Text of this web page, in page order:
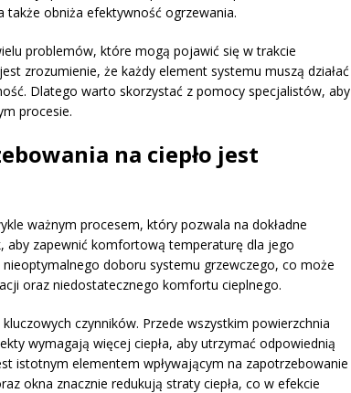
obniża efektywność ogrzewania.
problemów, które mogą pojawić się w trakcie
zrozumienie, że każdy element systemu muszą działać
Dlatego warto skorzystać z pomocy specjalistów, aby
procesie.
na ciepło jest
ważnym procesem, który pozwala na dokładne
aby zapewnić komfortową temperaturę dla jego
doboru systemu grzewczego, co może
oraz niedostatecznego komfortu cieplnego.
czynników. Przede wszystkim powierzchnia
wymagają więcej ciepła, aby utrzymać odpowiednią
istotnym elementem wpływającym na zapotrzebowanie
okna znacznie redukują straty ciepła, co w efekcie